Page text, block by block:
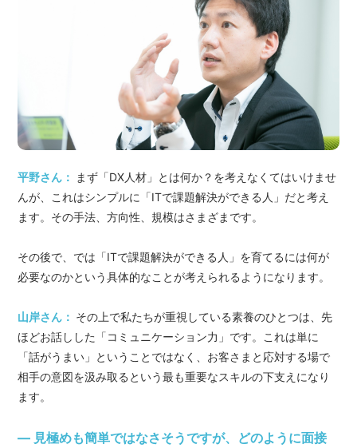
平野さん：
まず「DX人材」とは何か？を考えなくてはいけませ
んが、これはシンプルに「ITで課題解決ができる人」だと考え
ます。その手法、方向性、規模はさまざまです。
その後で、では「ITで課題解決ができる人」を育てるには何が
必要なのかという具体的なことが考えられるようになります。
山岸さん： その上で私たちが重視している素養のひとつは、先
ほどお話しした「コミュニケーション力」です。これは単に
「話がうまい」ということではなく、お客さまと応対する場で
相手の意図を汲み取るという最も重要なスキルの下支えになり
ます。
― 見極めも簡単ではなさそうですが、どのように面接